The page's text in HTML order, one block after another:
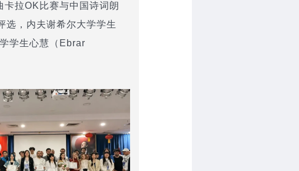
拉OK比赛与中国诗词朗
选，内夫谢希尔大学学生
学生心慧（Ebrar